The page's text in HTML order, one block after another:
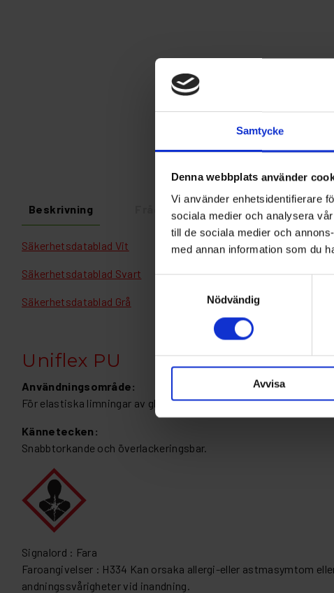
Samtycke
Denna webbplats använder
Vi använder enhetsidentifierare
sociala medier och analysera
till de sociala medier och
med annan information som du
Nödvändig
Avvisa
Beskrivning Fråga om produkt
Säkerhetsdatablad Vit
Säkerhetsdatablad Svart
Säkerhetsdatablad Grå
Uniflex PU
Användningsområde:
För elastiska limningar av glasfiberplast och metall. För tätning
Kännetecken:
Snabbtorkande och överlackeringsbar.
Signalord : Fara
Faroangivelser : H334 Kan orsaka allergi-eller astmasymtom
andningssvårigheter vid inandning.